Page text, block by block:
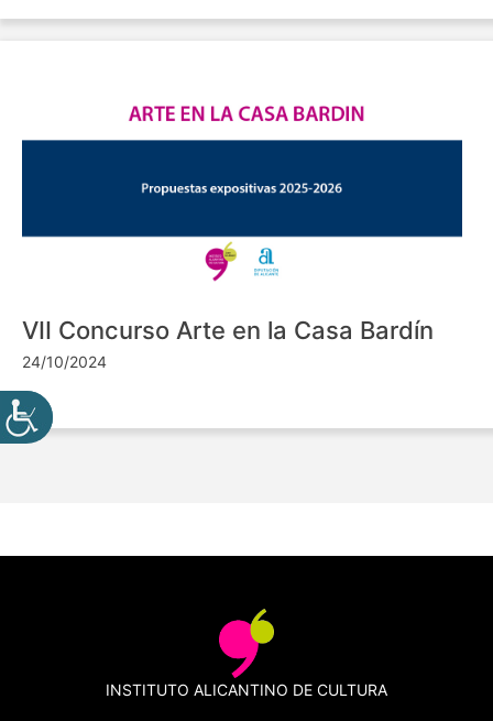
VII Concurso Arte en la Casa Bardín
24/10/2024
INSTITUTO ALICANTINO DE CULTURA